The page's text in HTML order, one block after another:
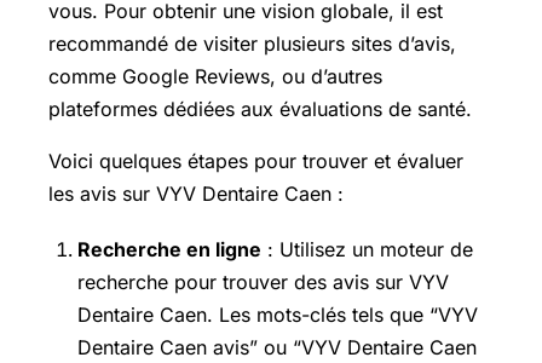
vous. Pour obtenir une vision globale, il est
recommandé de visiter plusieurs sites d’avis,
comme Google Reviews, ou d’autres
plateformes dédiées aux évaluations de santé.
Voici quelques étapes pour trouver et évaluer
les avis sur VYV Dentaire Caen :
Recherche en ligne : Utilisez un moteur de
recherche pour trouver des avis sur VYV
Dentaire Caen. Les mots-clés tels que “VYV
Dentaire Caen avis” ou “VYV Dentaire Caen